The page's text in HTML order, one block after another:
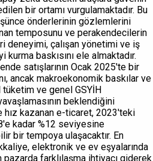
bir ortamı vurgulamaktadır. Bu
önderlerinin gözlemlerini
temposunu ve perakendecilerin
deneyimi, çalışan yönetimi ve iş
baskısını ele almaktadır.
satışlarının Ocak 2025'te bir
ancak makroekonomik baskılar ve
tüketim ve genel GSYİH
beklendiğini
kazanan e-ticaret, 2023'teki
kadar %12 seviyesine
bir tempoya ulaşacaktır. En
elektronik ve ev eşyalarında
farklılaşma ihtiyacı giderek